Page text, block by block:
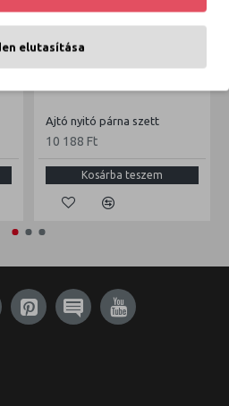
Ajtó nyitó párna szett
10 188 Ft
Kosárba teszem
elutasítása